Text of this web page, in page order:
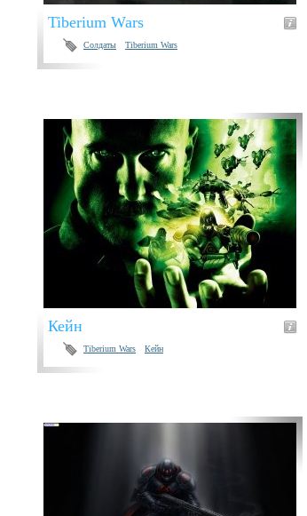
Tiberium Wars
Солдаты Tiberium Wars
Кейн
Tiberium Wars Кейн